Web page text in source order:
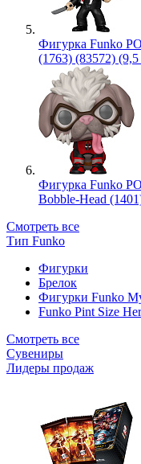
Фигурка Funko
(1763) (83572)
Фигурка Funko
Bobble-Head
Смотреть все
Тип Funko
Фигурки
Брелок
Фигурки Funko
Funko Pint Size
Смотреть все
Сувениры
Лидеры продаж